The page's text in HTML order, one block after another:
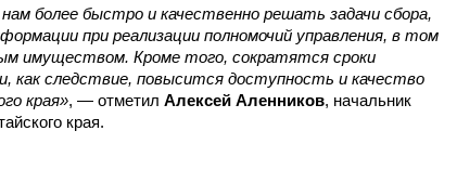
более быстро и качественно решать задачи сбора,
при реализации полномочий управления, в том
имуществом. Кроме того, сократятся сроки
как следствие, повысится доступность и качество
края», — отметил Алексей Аленников, начальник
края.